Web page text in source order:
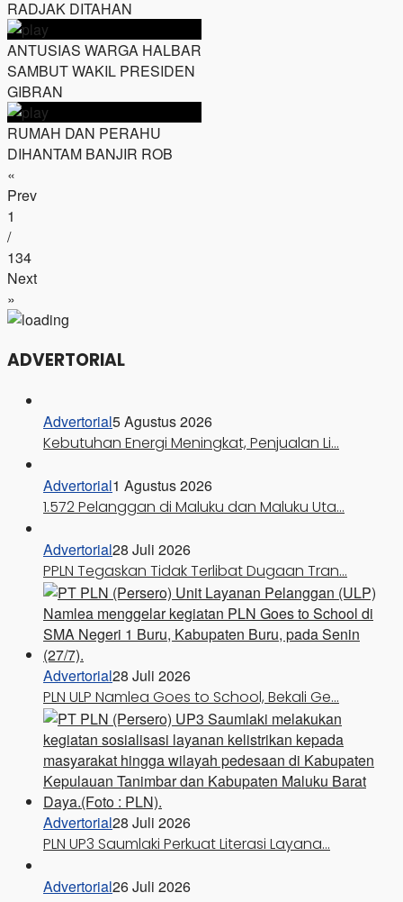
RADJAK DITAHAN
ANTUSIAS WARGA HALBAR
SAMBUT WAKIL PRESIDEN
GIBRAN
RUMAH DAN PERAHU
DIHANTAM BANJIR ROB
«
Prev
1
/
134
Next
»
ADVERTORIAL
Advertorial5 Agustus 2026
Kebutuhan Energi Meningkat, Penjualan Li…
Advertorial1 Agustus 2026
1.572 Pelanggan di Maluku dan Maluku Uta…
Advertorial28 Juli 2026
PPLN Tegaskan Tidak Terlibat Dugaan Tran…
Advertorial28 Juli 2026
PLN ULP Namlea Goes to School, Bekali Ge…
Advertorial28 Juli 2026
PLN UP3 Saumlaki Perkuat Literasi Layana…
Advertorial26 Juli 2026